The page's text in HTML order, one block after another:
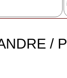
/